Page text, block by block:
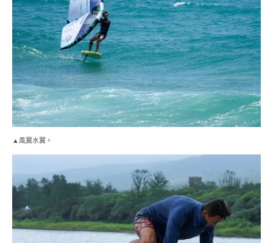
▲風翼水翼。